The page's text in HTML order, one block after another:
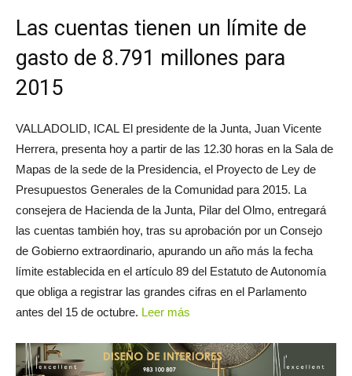
Las cuentas tienen un límite de
gasto de 8.791 millones para
2015
VALLADOLID, ICAL El presidente de la Junta, Juan Vicente
Herrera, presenta hoy a partir de las 12.30 horas en la Sala de
Mapas de la sede de la Presidencia, el Proyecto de Ley de
Presupuestos Generales de la Comunidad para 2015. La
consejera de Hacienda de la Junta, Pilar del Olmo, entregará
las cuentas también hoy, tras su aprobación por un Consejo
de Gobierno extraordinario, apurando un año más la fecha
límite establecida en el artículo 89 del Estatuto de Autonomía
que obliga a registrar las grandes cifras en el Parlamento
antes del 15 de octubre. Leer más